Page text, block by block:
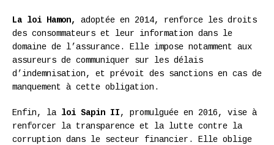
La loi Hamon,
adoptée en 2014, renforce les droits
des consommateurs et leur information dans le
domaine de l’assurance. Elle impose notamment aux
assureurs de communiquer sur les délais
d’indemnisation, et prévoit des sanctions en cas de
manquement à cette obligation.
Enfin, la loi Sapin II, promulguée en 2016, vise à
renforcer la transparence et la lutte contre la
corruption dans le secteur financier. Elle oblige